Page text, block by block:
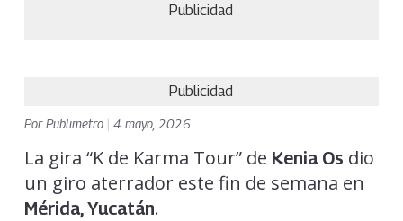
Publicidad
Publicidad
PorPublimetro 4 mayo, 2026
La gira “K de Karma Tour” de Kenia Os dio
un giro aterrador este fin de semana en
Mérida, Yucatán.